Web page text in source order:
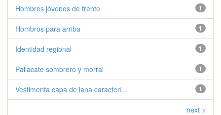
1
Hombres jóvenes de frente
1
Hombros para arriba
1
Identidad regional
1
Paliacate sombrero y morral
1
Vestimenta capa de lana caracterí...
next >